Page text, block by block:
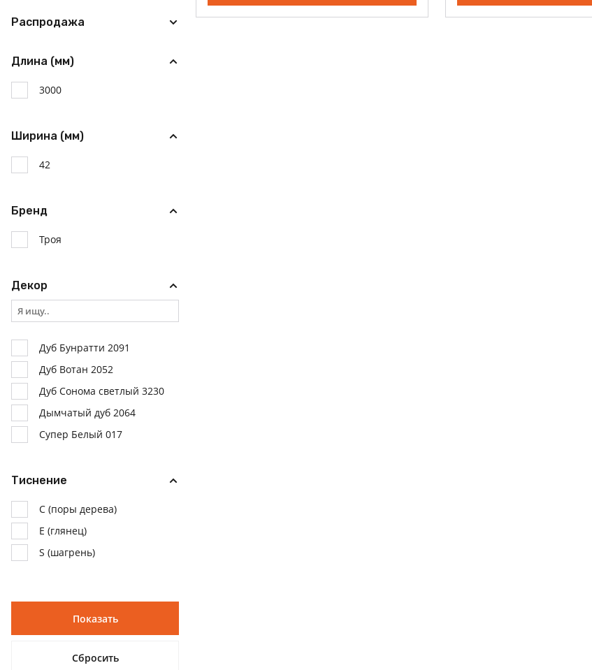
Распродажа
Длина (мм)
3000
Ширина (мм)
42
Бренд
Троя
Декор
Дуб Бунратти 2091
Дуб Вотан 2052
Дуб Сонома светлый 3230
Дымчатый дуб 2064
Супер Белый 017
Тиснение
C (поры дерева)
E (глянец)
S (шагрень)